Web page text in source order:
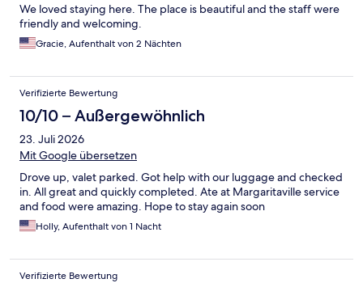
We loved staying here. The place is beautiful and the staff were
friendly and welcoming.
Gracie, Aufenthalt von 2 Nächten
Verifizierte Bewertung
10/10 – Außergewöhnlich
23. Juli 2026
Mit Google übersetzen
Drove up, valet parked. Got help with our luggage and checked
in. All great and quickly completed. Ate at Margaritaville service
and food were amazing. Hope to stay again soon
Holly, Aufenthalt von 1 Nacht
Verifizierte Bewertung